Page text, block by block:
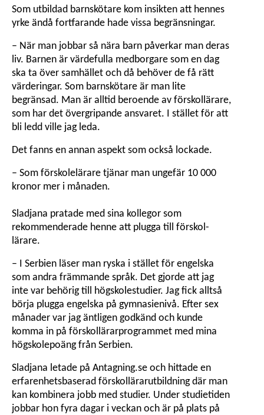
Som utbildad barnskötare kom insikten att hennes
yrke ändå fort­farande hade vissa begränsningar.
– När man jobbar så nära barn påverkar man deras
liv. Barnen är värde­fulla med­borgare som en dag
ska ta över samhället och då behöver de få rätt
värderingar. Som barnskötare är man lite
begränsad. Man är alltid beroende av förskollärare,
som har det över­gripande ansvaret. I stället för att
bli ledd ville jag leda.
Det fanns en annan aspekt som också lockade.
– Som förskolelärare tjänar man ungefär 10 000
kronor mer i månaden.
Sladjana pratade med sina kollegor som
rekommenderade henne att plugga till förskol­­
lärare.
– I Serbien läser man ryska i stället för engelska
som andra främmande språk. Det gjorde att jag
inte var behörig till hög­skole­studier. Jag fick alltså
börja plugga engelska på gymnasie­nivå. Efter sex
månader var jag äntligen godkänd och kunde
komma in på förskol­lärar­programmet med mina
högskolepoäng från Serbien.
Sladjana letade på Antagning.se och hittade en
erfarenhetsbaserad förskol­lärar­utbildning där man
kan kombinera jobb med studier. Under studie­tiden
jobbar hon fyra dagar i veckan och är på plats på